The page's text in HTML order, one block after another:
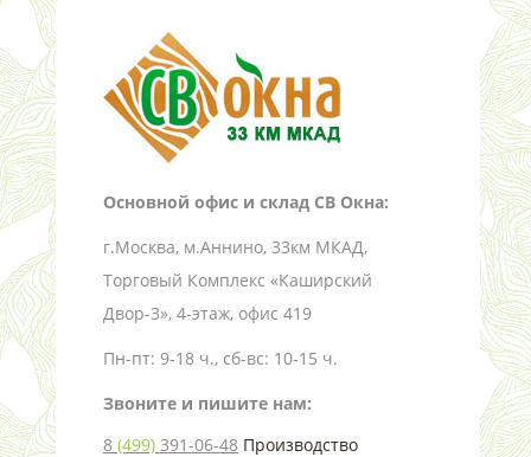
Основной офис и склад СВ Окна:
г.Москва, м.Аннино, 33км МКАД,
Торговый Комплекс «Каширский
Двор-3», 4-этаж, офис 419
Пн-пт: 9-18 ч., сб-вс: 10-15 ч.
Звоните и пишите нам:
8 (499) 391-06-48 Производство